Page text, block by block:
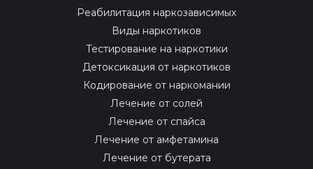
Реабилитация наркозависимых
Виды наркотиков
Тестирование на наркотики
Детоксикация от наркотиков
Кодирование от наркомании
Лечение от солей
Лечение от спайса
Лечение от амфетамина
Лечение от бутерата